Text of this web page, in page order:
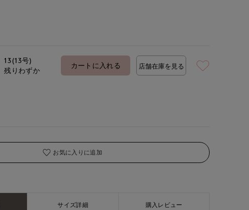
13(13号)
残りわずか
カートに入れる 店舗在庫を見る
お気に入りに追加
サイズ詳細 購入レビュー